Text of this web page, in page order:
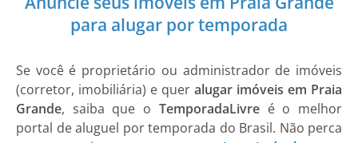
para alugar por temporada
Se você é proprietário ou administrador de imóveis
(corretor, imobiliária) e quer alugar imóveis em Praia
Grande, saiba que o TemporadaLivreé o melhor
portal de aluguel por temporada do Brasil. Não perca